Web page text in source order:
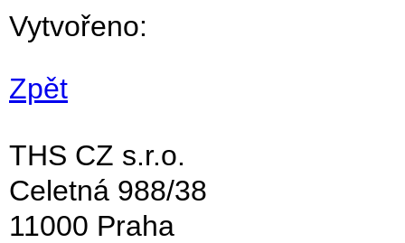
Vytvořeno:
Zpět
THS CZ s.r.o.
Celetná 988/38
11000 Praha